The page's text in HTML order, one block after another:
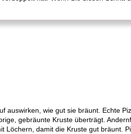
auswirken, wie gut sie bräunt. Echte
gebräunte Kruste überträgt.
Löchern, damit die Kruste gut bräunt.